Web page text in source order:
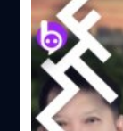
2561 เป็นอย่า
ขึ้นในปี 2566
อย่างไม่เป็นท
เลือกตั้งครั้งที่
ถูกต้องและรว
กรรมการนับค
เพลงมาร์ช
เพลงมาร์ช
เป็นเรื่องที่น่า
มาร์ชออกมากั